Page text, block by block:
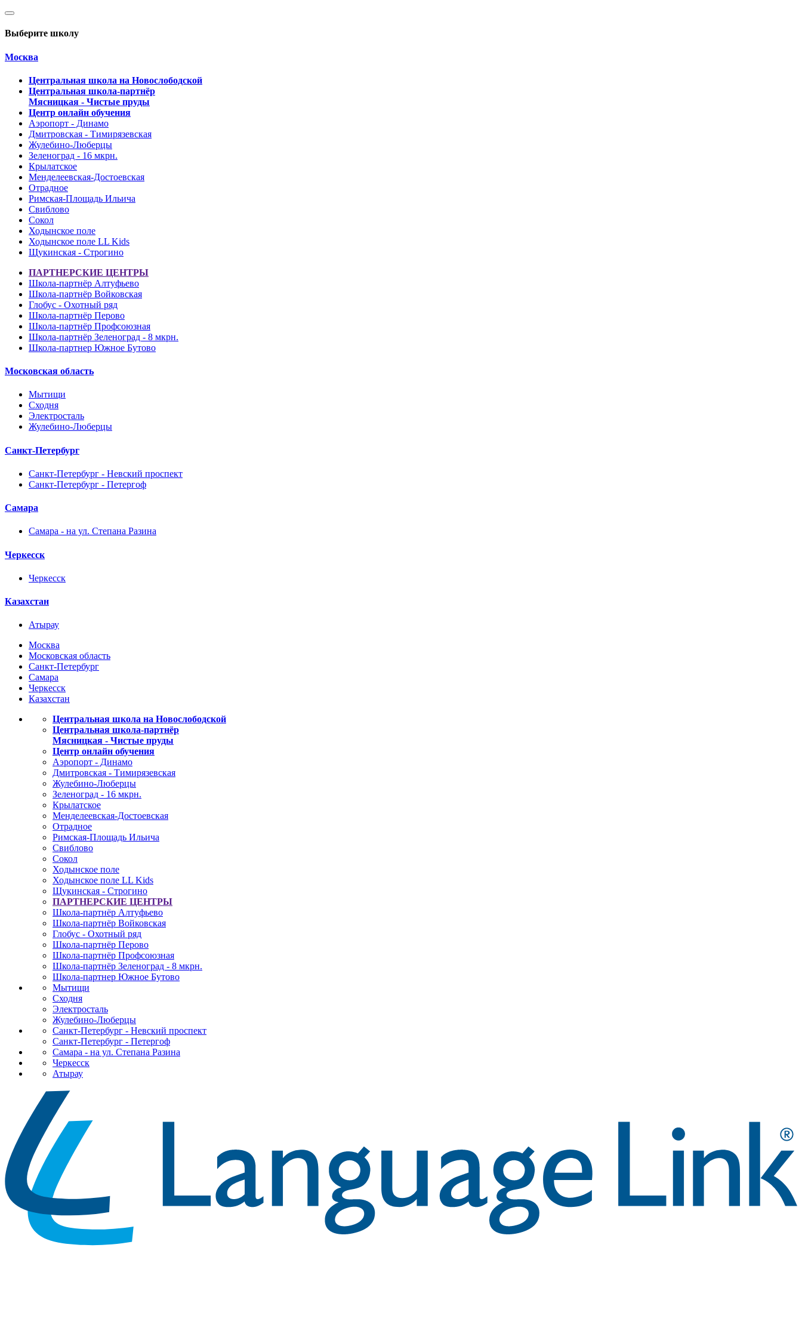
Выберите школу
Москва
Центральная школа на Новослободской
Центральная школа-партнёр
Мясницкая - Чистые пруды
Центр онлайн обучения
Аэропорт - Динамо
Дмитровская - Тимирязевская
Жулебино-Люберцы
Зеленоград - 16 мкрн.
Крылатское
Менделеевская-Достоевская
Отрадное
Римская-Площадь Ильича
Свиблово
Сокол
Ходынское поле
Ходынское поле LL Kids
Щукинская - Строгино
ПАРТНЕРСКИЕ ЦЕНТРЫ
Школа-партнёр Алтуфьево
Школа-партнёр Войковская
Глобус - Охотный ряд
Школа-партнёр Перово
Школа-партнёр Профсоюзная
Школа-партнёр Зеленоград - 8 мкрн.
Школа-партнер Южное Бутово
Московская область
Мытищи
Сходня
Электросталь
Жулебино-Люберцы
Санкт-Петербург
Санкт-Петербург - Невский проспект
Санкт-Петербург - Петергоф
Самара
Самара - на ул. Степана Разина
Черкесск
Черкесск
Казахстан
Атырау
Москва
Московская область
Санкт-Петербург
Самара
Черкесск
Казахстан
Центральная школа на Новослободской
Центральная школа-партнёр
Мясницкая - Чистые пруды
Центр онлайн обучения
Аэропорт - Динамо
Дмитровская - Тимирязевская
Жулебино-Люберцы
Зеленоград - 16 мкрн.
Крылатское
Менделеевская-Достоевская
Отрадное
Римская-Площадь Ильича
Свиблово
Сокол
Ходынское поле
Ходынское поле LL Kids
Щукинская - Строгино
ПАРТНЕРСКИЕ ЦЕНТРЫ
Школа-партнёр Алтуфьево
Школа-партнёр Войковская
Глобус - Охотный ряд
Школа-партнёр Перово
Школа-партнёр Профсоюзная
Школа-партнёр Зеленоград - 8 мкрн.
Школа-партнер Южное Бутово
Мытищи
Сходня
Электросталь
Жулебино-Люберцы
Санкт-Петербург - Невский проспект
Санкт-Петербург - Петергоф
Самара - на ул. Степана Разина
Черкесск
Атырау